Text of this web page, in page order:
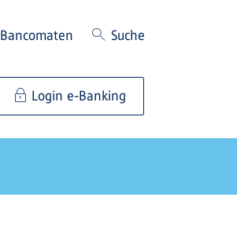
Bancomaten Suche
Login e-Banking